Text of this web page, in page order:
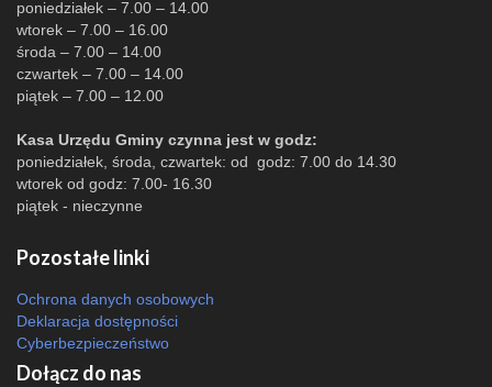
poniedziałek – 7.00 – 14.00
wtorek – 7.00 – 16.00
środa – 7.00 – 14.00
czwartek – 7.00 – 14.00
piątek – 7.00 – 12.00
Kasa Urzędu Gminy czynna jest w godz:
poniedziałek, środa, czwartek: od godz: 7.00 do 14.30
wtorek od godz: 7.00- 16.30
piątek - nieczynne
Pozostałe linki
Ochrona danych osobowych
Deklaracja dostępności
Cyberbezpieczeństwo
Dołącz do nas